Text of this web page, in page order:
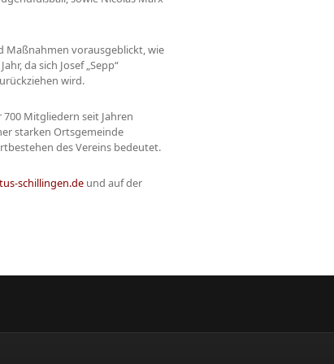
Maßnahmen vorausgeblickt, wie
da sich Josef „Sepp“
wird.
Mitgliedern seit Jahren
starken Ortsgemeinde
des Vereins bedeutet.
schillingen.de und auf der